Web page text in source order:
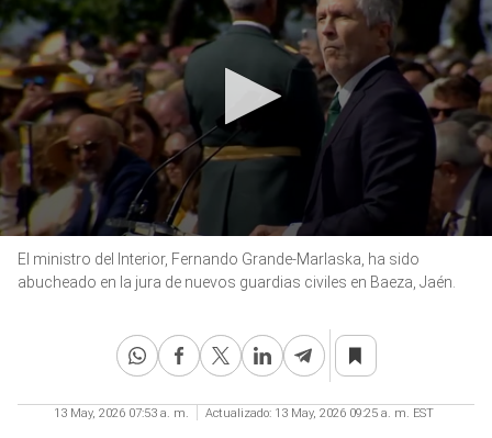
seconds
El ministro del Interior, Fernando Grande-Marlaska, ha sido
abucheado en la jura de nuevos guardias civiles en Baeza, Jaén.
13 May, 2026 07:53 a. m. Actualizado: 13 May, 2026 09:25 a. m. EST